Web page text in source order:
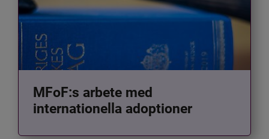
MFoF:s arbete med
internationella adoptioner